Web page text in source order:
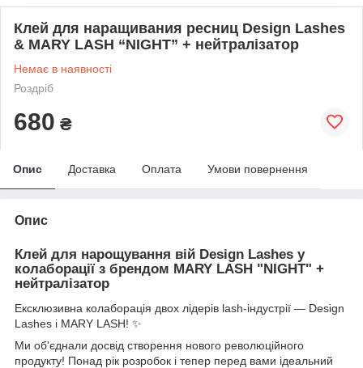
Клей для наращивания ресниц Design Lashes
& MARY LASH “NIGHT” + нейтралізатор
Немає в наявності
Роздріб
680 ₴
Опис Доставка Оплата Умови повернення
Опис
Клей для нарощування вій Design Lashes у
колаборації з брендом MARY LASH "NIGHT" +
нейтралізатор
Ексклюзивна колаборація двох лідерів lash-індустрії — Design
Lashes і MARY LASH! ✨
Ми об'єднали досвід створення нового революційного
продукту! Понад рік розробок і тепер перед вами ідеальний